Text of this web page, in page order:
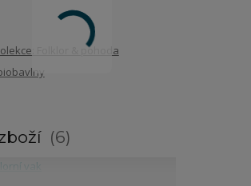
Folklor & pohoda
6